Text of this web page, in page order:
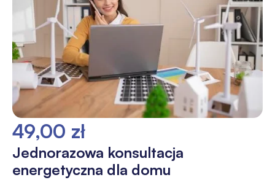
49,00 zł
Jednorazowa konsultacja
energetyczna dla domu